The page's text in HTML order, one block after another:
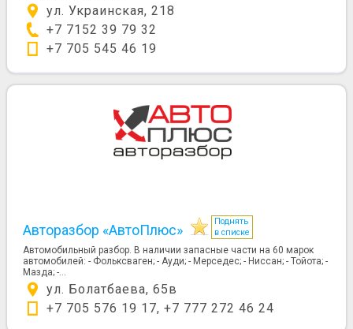
ул. Украинская, 218
+7 7152 39 79 32
+7 705 545 46 19
Авторазбор «АвтоПлюс»
Поднять
в списке
Автомобильный разбор. В наличии запасные части на 60 марок
автомобилей: - Фольксваген; - Ауди; - Мерседес; - Ниссан; - Тойота; -
Мазда; -...
ул. Болатбаева, 65в
+7 705 576 19 17, +7 777 272 46 24